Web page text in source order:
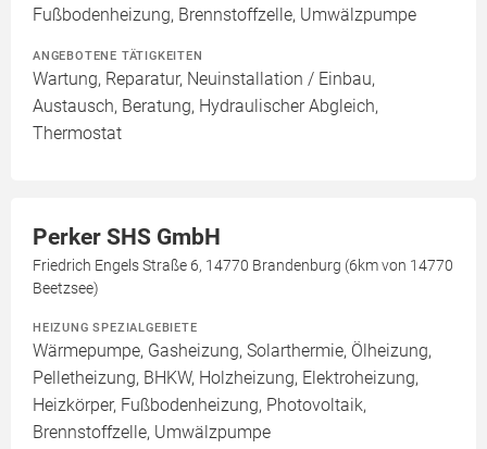
Fußbodenheizung, Brennstoffzelle, Umwälzpumpe
ANGEBOTENE TÄTIGKEITEN
Wartung, Reparatur, Neuinstallation / Einbau,
Austausch, Beratung, Hydraulischer Abgleich,
Thermostat
Perker SHS GmbH
Friedrich Engels Straße 6, 14770 Brandenburg (6km von 14770
Beetzsee)
HEIZUNG SPEZIALGEBIETE
Wärmepumpe, Gasheizung, Solarthermie, Ölheizung,
Pelletheizung, BHKW, Holzheizung, Elektroheizung,
Heizkörper, Fußbodenheizung, Photovoltaik,
Brennstoffzelle, Umwälzpumpe